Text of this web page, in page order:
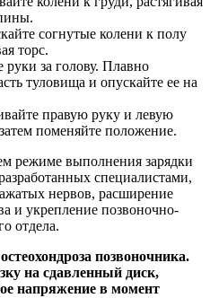
согнутые колени к полу
торс.
руки за голову. Плавно
туловища и опускайте ее на
правую руку и левую
поменяйте положение.
режиме выполнения зарядки
специалистами,
нервов, расширение
и укрепление позвоночно-
отдела.
позвоночника.
на сдавленный диск,
напряжение в момент